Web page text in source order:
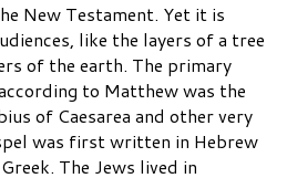
New Testament. Yet it is
like the layers of a tree
of the earth. The primary
to Matthew was the
of Caesarea and other very
was first written in Hebrew
The Jews lived in